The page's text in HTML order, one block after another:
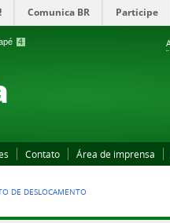
4
Comunica BR Participe
Contato Área de imprensa
DE DESLOCAMENTO